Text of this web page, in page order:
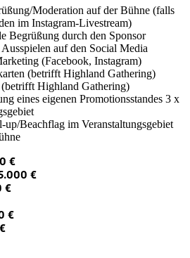
Moderation auf der Bühne (falls
im Instagram-Livestream)
Begrüßung durch den Sponsor
auf den Social Media
(Facebook, Instagram)
(betrifft Highland Gathering)
Highland Gathering)
eines eigenen Promotionsstandes 3 x
Beachflag im Veranstaltungsgebiet
€
€
€
€